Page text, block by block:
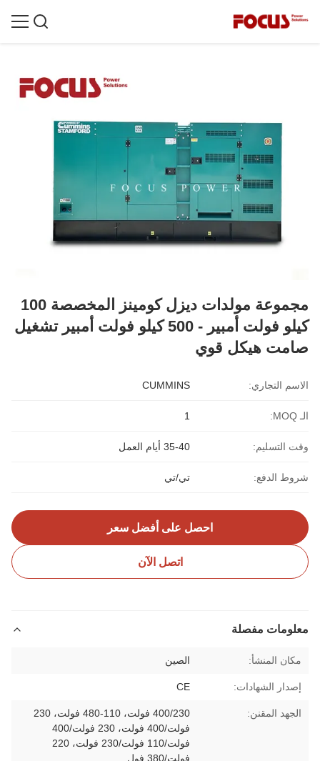
مجموعة مولدات ديزل كومينز المخصصة 100
كيلو فولت أمبير - 500 كيلو فولت أمبير تشغيل
صامت هيكل قوي
الاسم التجاري: CUMMINS
الـ MOQ: 1
وقت التسليم: 35-40 أيام العمل
شروط الدفع: تي/تي
احصل على أفضل سعر
اتصل الآن
معلومات مفصلة
مكان المنشأ: الصين
إصدار الشهادات: CE
الجهد المقنن:
400/230 فولت، 110-480 فولت، 230
فولت/400 فولت، 230 فولت/400
فولت/110 فولت/230 فولت، 220
فولت/380 فول